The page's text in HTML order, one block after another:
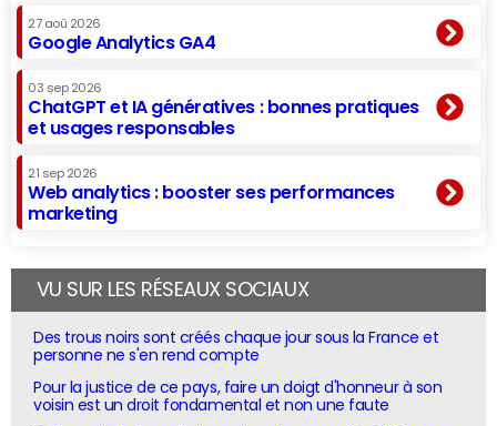
27 aoû 2026
Google Analytics GA4
03 sep 2026
ChatGPT et IA génératives : bonnes pratiques
et usages responsables
21 sep 2026
Web analytics : booster ses performances
marketing
VU SUR LES RÉSEAUX SOCIAUX
Des trous noirs sont créés chaque jour sous la France et
personne ne s'en rend compte
Pour la justice de ce pays, faire un doigt d'honneur à son
voisin est un droit fondamental et non une faute